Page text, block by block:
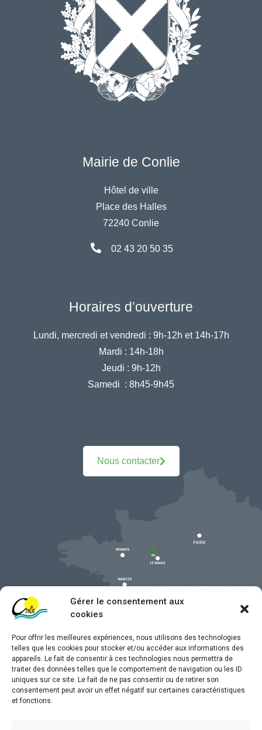
Gérer le consentement aux
cookies
Pour offrir les meilleures expériences, nous utilisons des technologies
telles que les cookies pour stocker et/ou accéder aux informations des
appareils. Le fait de consentir à ces technologies nous permettra de
traiter des données telles que le comportement de navigation ou les ID
uniques sur ce site. Le fait de ne pas consentir ou de retirer son
consentement peut avoir un effet négatif sur certaines caractéristiques
et fonctions.
Mairie de Conlie
Hôtel de ville
Place des Halles
72240 Conlie
02 43 20 50 35
Horaires d’ouverture
Lundi, mercredi et vendredi : 9h-12h et 14h-17h
Mardi : 14h-18h
Jeudi : 9h-12h
Samedi : 8h45-9h45
Nous contacter
Mentions légales